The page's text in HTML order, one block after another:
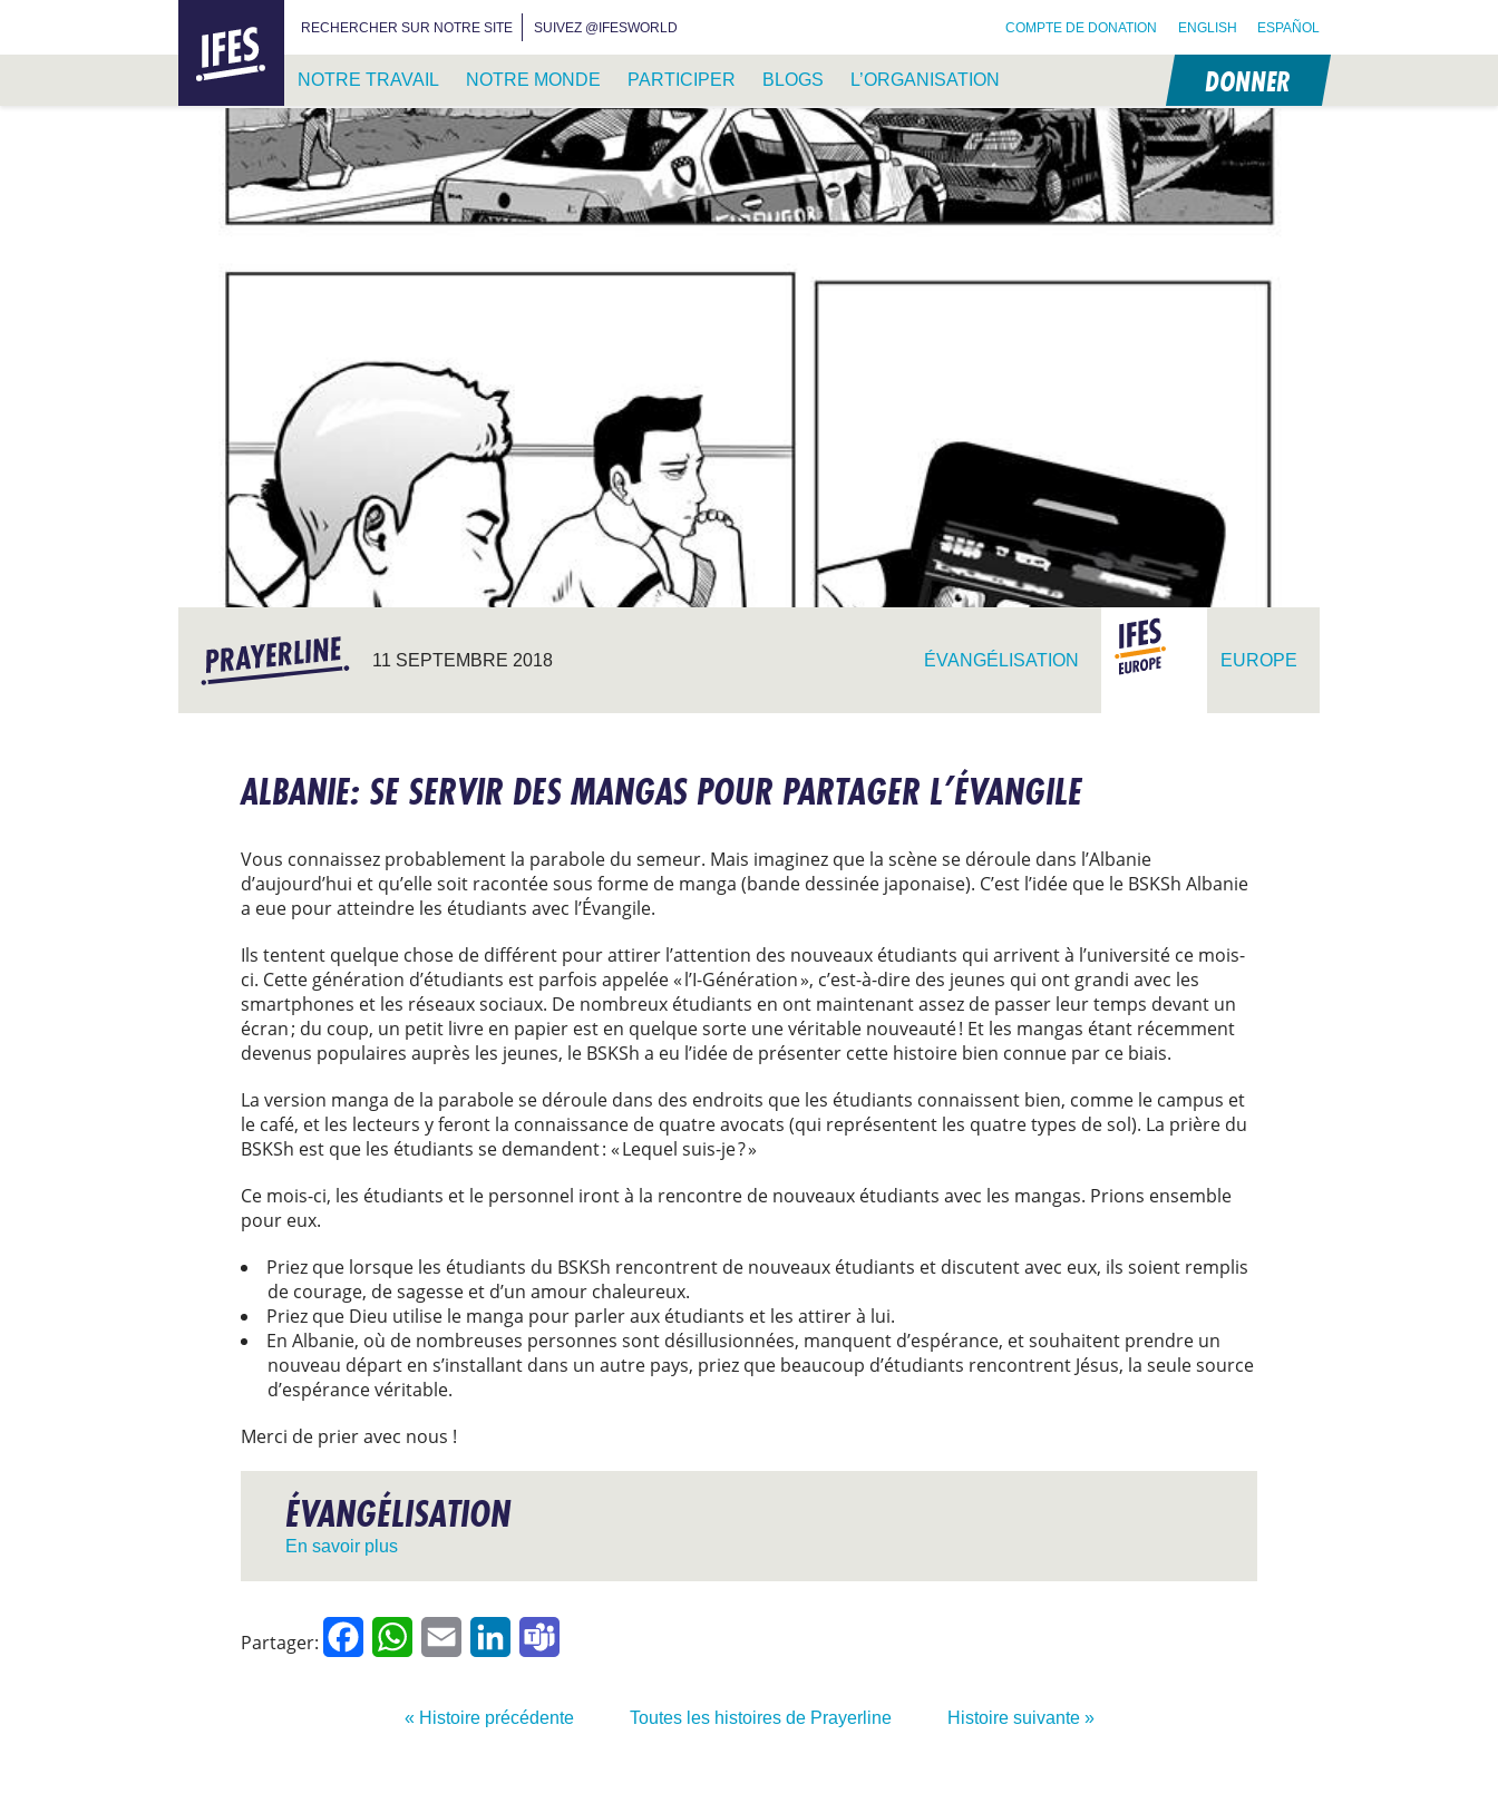
RECHERCHER SUR NOTRE SITE SUIVEZ @IFESWORLD COMPTE DE DONATION ENGLISH ESPAÑOL
INTERNATIONAL
FELLOWSHIP
OF
EVANGELICAL
STUDENTS
NOTRE TRAVAIL NOTRE MONDE PARTICIPER BLOGS L’ORGANISATION DONNER
11 SEPTEMBRE 2018 ÉVANGÉLISATION EUROPE
ALBANIE: SE SERVIR DES MANGAS POUR PARTAGER L’ÉVANGILE
Vous connaissez probablement la parabole du semeur. Mais imaginez que la scène se déroule dans l’Albanie
d’aujourd’hui et qu’elle soit racontée sous forme de manga (bande dessinée japonaise). C’est l’idée que le BSKSh Albanie
a eue pour atteindre les étudiants avec l’Évangile.
Ils tentent quelque chose de différent pour attirer l’attention des nouveaux étudiants qui arrivent à l’université ce mois-
ci. Cette génération d’étudiants est parfois appelée « l’I-Génération », c’est-à-dire des jeunes qui ont grandi avec les
smartphones et les réseaux sociaux. De nombreux étudiants en ont maintenant assez de passer leur temps devant un
écran ; du coup, un petit livre en papier est en quelque sorte une véritable nouveauté ! Et les mangas étant récemment
devenus populaires auprès les jeunes, le BSKSh a eu l’idée de présenter cette histoire bien connue par ce biais.
La version manga de la parabole se déroule dans des endroits que les étudiants connaissent bien, comme le campus et
le café, et les lecteurs y feront la connaissance de quatre avocats (qui représentent les quatre types de sol). La prière du
BSKSh est que les étudiants se demandent : « Lequel suis-je ? »
Ce mois-ci, les étudiants et le personnel iront à la rencontre de nouveaux étudiants avec les mangas. Prions ensemble
pour eux.
Priez que lorsque les étudiants du BSKSh rencontrent de nouveaux étudiants et discutent avec eux, ils soient remplis
de courage, de sagesse et d’un amour chaleureux.
Priez que Dieu utilise le manga pour parler aux étudiants et les attirer à lui.
En Albanie, où de nombreuses personnes sont désillusionnées, manquent d’espérance, et souhaitent prendre un
nouveau départ en s’installant dans un autre pays, priez que beaucoup d’étudiants rencontrent Jésus, la seule source
d’espérance véritable.
Merci de prier avec nous !
ÉVANGÉLISATION
En savoir plus
Partager: FacebookWhatsApp
Email LinkedIn
« Histoire précédente Toutes les histoires de Prayerline Histoire suivante »